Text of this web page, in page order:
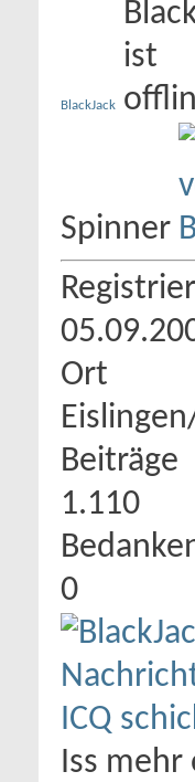
BlackJack
Spinner
Ort
Beiträge
1.110
0
Iss mehr